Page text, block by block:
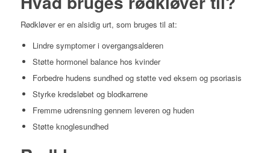
Rødkløver er en alsidig urt, som bruges til at:
Lindre symptomer i overgangsalderen
Støtte hormonel balance hos kvinder
Forbedre hudens sundhed og støtte ved eksem og psoriasis
Styrke kredsløbet og blodkarrene
Fremme udrensning gennem leveren og huden
Støtte knoglesundhed